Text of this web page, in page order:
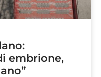
embrione,